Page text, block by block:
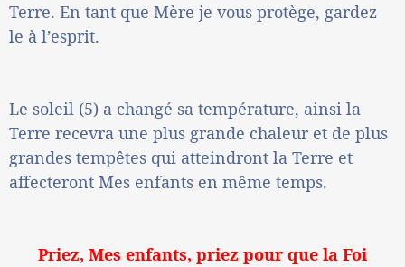
Terre. En tant que Mère je vous protège, gardez-
le à l’esprit.
Le soleil (5) a changé sa température, ainsi la
Terre recevra une plus grande chaleur et de plus
grandes tempêtes qui atteindront la Terre et
affecteront Mes enfants en même temps.
Priez, Mes enfants, priez pour que la Foi